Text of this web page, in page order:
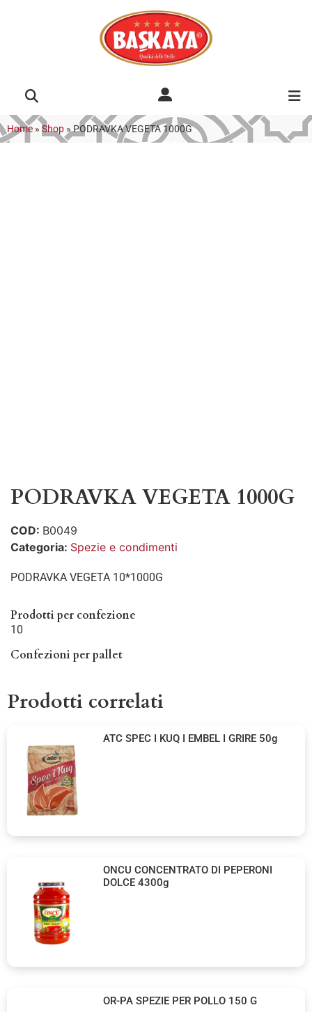
Home » Shop »PODRAVKA VEGETA 1000G
PODRAVKA VEGETA 1000G
COD: B0049
Categoria: Spezie e condimenti
PODRAVKA VEGETA 10*1000G
Prodotti per confezione
10
Confezioni per pallet
Prodotti correlati
ATC SPEC I KUQ I EMBEL I GRIRE 50g
ONCU CONCENTRATO DI PEPERONI
DOLCE 4300g
OR-PA SPEZIE PER POLLO 150 G